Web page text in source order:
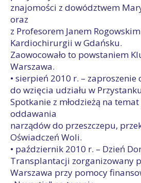
znajomości z dowództwem
oraz
z Profesorem Janem
Kardiochirurgii w Gdańsku.
Zaowocowało to powstaniem
Warszawa.
• sierpień 2010 r. – zaproszenie
do wzięcia udziału w
Spotkanie z młodzieżą na
oddawania
narządów do przeszczepu,
Oświadczeń Woli.
• październik 2010 r. – Dzień
Transplantacji zorganizowany
Warszawa przy pomocy